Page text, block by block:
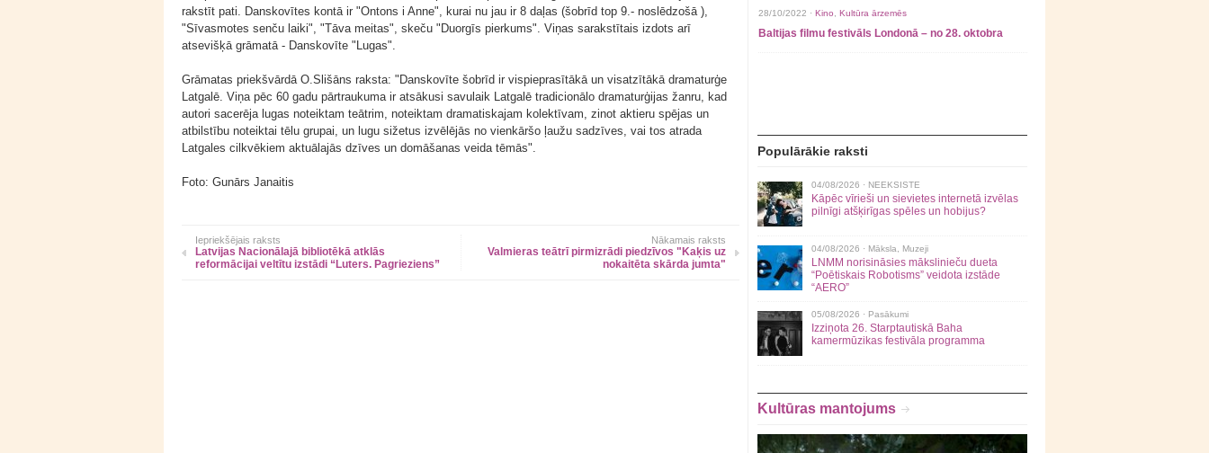
rakstīt pati. Danskovītes kontā ir "Ontons i Anne", kurai nu jau ir 8 daļas (šobrīd top 9.- noslēdzošā ),
"Sīvasmotes senču laiki", "Tāva meitas", skeču "Duorgīs pierkums". Viņas sarakstītais izdots arī
atsevišķā grāmatā - Danskovīte "Lugas".
Grāmatas priekšvārdā O.Slišāns raksta: "Danskovīte šobrīd ir vispieprasītākā un visatzītākā dramaturģe
Latgalē. Viņa pēc 60 gadu pārtraukuma ir atsākusi savulaik Latgalē tradicionālo dramaturģijas žanru, kad
autori sacerēja lugas noteiktam teātrim, noteiktam dramatiskajam kolektīvam, zinot aktieru spējas un
atbilstību noteiktai tēlu grupai, un lugu sižetus izvēlējās no vienkāršo ļaužu sadzīves, vai tos atrada
Latgales cilkvēkiem aktuālajās dzīves un domāšanas veida tēmās".
Foto: Gunārs Janaitis
Iepriekšējais raksts
Latvijas Nacionālajā bibliotēkā atklās
reformācijai veltītu izstādi “Luters. Pagrieziens”
Nākamais raksts
Valmieras teātrī pirmizrādi piedzīvos "Kaķis uz
nokaitēta skārda jumta"
28/10/2022 · Kino Kultūra ārzemēs
Baltijas filmu festivāls Londonā – no 28. oktobra
Populārākie raksti
04/08/2026 · NEEKSISTE
Kāpēc vīrieši un sievietes internetā izvēlas
pilnīgi atšķirīgas spēles un hobijus?
04/08/2026 · Māksla Muzeji
LNMM norisināsies mākslinieču dueta
“Poētiskais Robotisms” veidota izstāde
“AERO”
05/08/2026 · Pasākumi
Izziņota 26. Starptautiskā Baha
kamermūzikas festivāla programma
Kultūras mantojums